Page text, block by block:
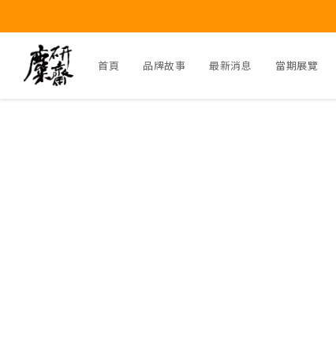
首頁 品牌故事 最新消息 當期展覽